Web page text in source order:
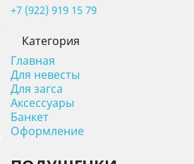
+7 (922) 919 15 79
Категория
Главная
Для невесты
Для загса
Аксессуары
Банкет
Оформление